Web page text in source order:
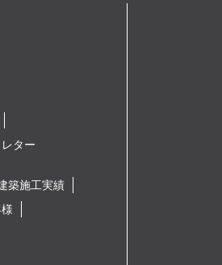
ター
築施工実績